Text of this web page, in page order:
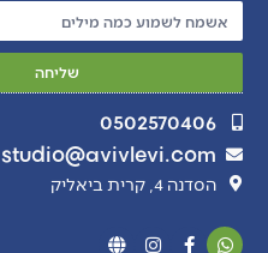
שליחה
0502570406
studio@avivlevi.com
הסדנה 4, קרית ביאליק